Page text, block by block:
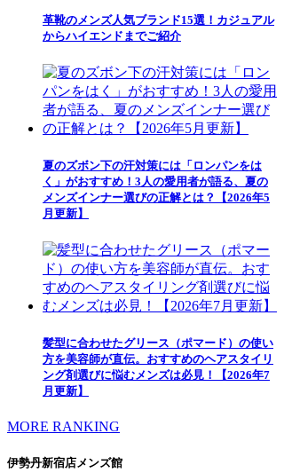
革靴のメンズ人気ブランド15選！カジュアル
からハイエンドまでご紹介
夏のズボン下の汗対策には「ロンパンをは
く」がおすすめ！3人の愛用者が語る、夏の
メンズインナー選びの正解とは？【2026年5
月更新】
髪型に合わせたグリース（ポマード）の使い
方を美容師が直伝。おすすめのヘアスタイリ
ング剤選びに悩むメンズは必見！【2026年7
月更新】
MORE RANKING
伊勢丹新宿店メンズ館